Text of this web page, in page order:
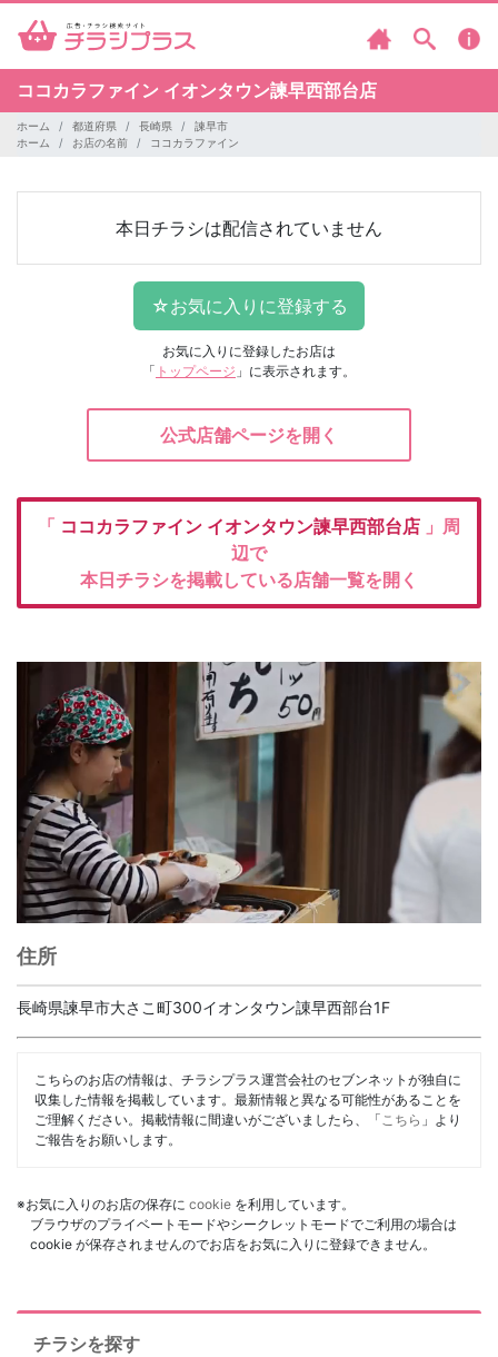
ココカラファイン イオンタウン諫早西部台店
ホーム 都道府県 長崎県
諫早市
ホーム
お店の名前 ココカラファイン
本日チラシは配信されていません
お気に入りに登録したお店は
「 トップページ 」に表示されます。
公式店舗ページを開く
「 ココカラファイン イオンタウン諫早西部台店 」周
辺で
本日チラシを掲載している店舗一覧を開く
住所
長崎県諫早市大さこ町300イオンタウン諌早西部台1F
こちらのお店の情報は、チラシプラス運営会社のセブンネットが独自に
収集した情報を掲載しています。最新情報と異なる可能性があることを
ご理解ください。掲載情報に間違いがございましたら、「 こちら 」より
ご報告をお願いします。
※お気に入りのお店の保存に cookie を利用しています。
ブラウザのプライベートモードやシークレットモードでご利用の場合は
cookie が保存されませんのでお店をお気に入りに登録できません。
チラシを探す